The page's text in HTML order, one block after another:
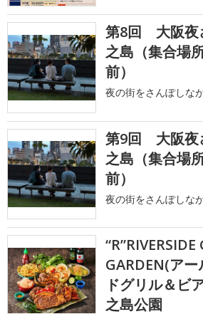
第8回 大阪夜
之島（集合場
前）
夜の街をさんぽしな
第9回 大阪夜
之島（集合場
前）
夜の街をさんぽしな
GARDEN(ア
ドグリル＆ビ
之島公園